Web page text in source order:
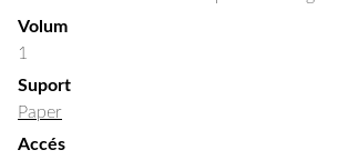
Volum
1
Suport
Paper
Accés